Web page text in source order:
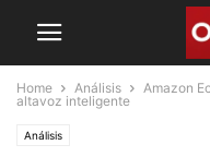
Home Análisis
Amazon
altavoz inteligente
Análisis